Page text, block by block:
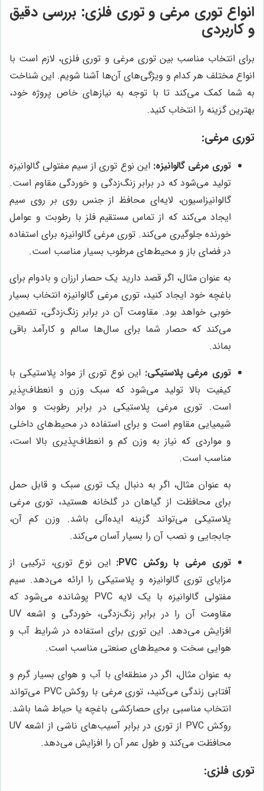
انواع توری مرغی و توری فلزی: بررسی دقیق
و کاربردی
برای انتخاب مناسب بین توری مرغی و توری فلزی، لازم است با
انواع مختلف هر کدام و ویژگی‌های آن‌ها آشنا شویم. این شناخت
به شما کمک می‌کند تا با توجه به نیازهای خاص پروژه خود،
بهترین گزینه را انتخاب کنید.
توری مرغی:
توری مرغی گالوانیزه: این نوع توری از سیم مفتولی گالوانیزه
تولید می‌شود که در برابر زنگ‌زدگی و خوردگی مقاوم است.
گالوانیزاسیون، لایه‌ای محافظ از جنس روی بر روی سیم
ایجاد می‌کند که از تماس مستقیم فلز با رطوبت و عوامل
خورنده جلوگیری می‌کند. توری مرغی گالوانیزه برای استفاده
در فضای باز و محیط‌های مرطوب بسیار مناسب است.
به عنوان مثال، اگر قصد دارید یک حصار ارزان و بادوام برای
باغچه خود ایجاد کنید، توری مرغی گالوانیزه انتخاب بسیار
خوبی خواهد بود. مقاومت آن در برابر زنگ‌زدگی، تضمین
می‌کند که حصار شما برای سال‌ها سالم و کارآمد باقی
بماند.
توری مرغی پلاستیکی: این نوع توری از مواد پلاستیکی با
کیفیت بالا تولید می‌شود که سبک وزن و انعطاف‌پذیر
است. توری مرغی پلاستیکی در برابر رطوبت و مواد
شیمیایی مقاوم است و برای استفاده در محیط‌های داخلی
و مواردی که نیاز به وزن کم و انعطاف‌پذیری بالا است،
مناسب است.
به عنوان مثال، اگر به دنبال یک توری سبک و قابل حمل
برای محافظت از گیاهان در گلخانه هستید، توری مرغی
پلاستیکی می‌تواند گزینه ایده‌آلی باشد. وزن کم آن،
جابجایی و نصب آن را بسیار آسان می‌کند.
توری مرغی با روکش PVC:
این نوع توری، ترکیبی از
مزایای توری گالوانیزه و پلاستیکی را ارائه می‌دهد. سیم
مفتولی گالوانیزه با یک لایه PVC پوشانده می‌شود که
مقاومت آن را در برابر زنگ‌زدگی، خوردگی و اشعه UV
افزایش می‌دهد. این توری برای استفاده در شرایط آب و
هوایی سخت و محیط‌های صنعتی مناسب است.
به عنوان مثال، اگر در منطقه‌ای با آب و هوای بسیار گرم و
آفتابی زندگی می‌کنید، توری مرغی با روکش PVC می‌تواند
انتخاب مناسبی برای حصارکشی باغچه یا حیاط شما باشد.
روکش PVC از توری در برابر آسیب‌های ناشی از اشعه UV
محافظت می‌کند و طول عمر آن را افزایش می‌دهد.
توری فلزی: